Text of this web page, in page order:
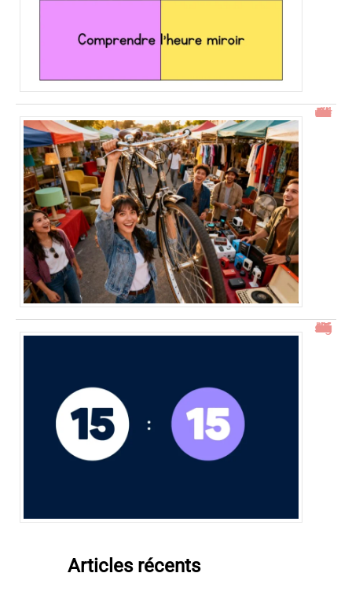
Gtrouve : Les Meilleures Annonces Gratuites à Découvrir
15h15 signification : découverte de l’heure miroir
Articles récents